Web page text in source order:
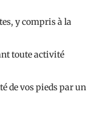
y compris à la
toute activité
de vos pieds par un